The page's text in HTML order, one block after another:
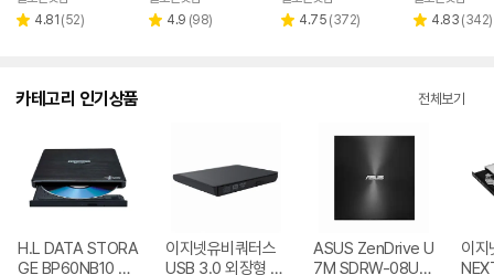
별 4.81 리
(52)
페이
별 4.9 리
(98)
별 4.75 리
(372)
별 4.83 리
(342)
카테고리 인기상품 전체보기
H.L DATA STORA
GE BP60NB10 블
이지넷유비쿼터스
USB 3.0 외장형 D
ASUS ZenDrive U
7M SDRW-08U7
이지